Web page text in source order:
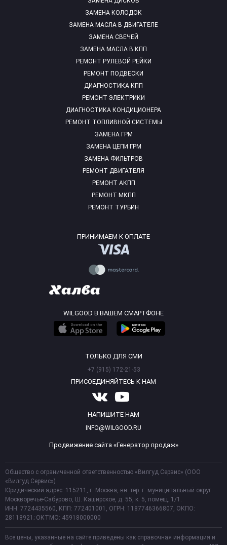
ЗАМЕНА КОЛОДОК
ЗАМЕНА МАСЛА В ДВИГАТЕЛЕ
ЗАМЕНА СВЕЧЕЙ
ЗАМЕНА МАСЛА В КПП
РЕМОНТ РУЛЕВОЙ РЕЙКИ
РЕМОНТ ПОДВЕСКИ
ДИАГНОСТИКА КПП
РЕМОНТ ЭЛЕКТРИКИ
ДИАГНОСТИКА КОНДИЦИОНЕРА
РЕМОНТ ТОПЛИВНОЙ СИСТЕМЫ
ЗАМЕНА ГРМ
ЗАМЕНА ЦЕПИ ГРМ
ЗАМЕНА ФИЛЬТРОВ
РЕМОНТ ДВИГАТЕЛЯ
РЕМОНТ АКПП
РЕМОНТ МКПП
РЕМОНТ ТУРБИН
ПРИНИМАЕМ К ОПЛАТЕ
WILGOOD В ВАШЕМ СМАРТФОНЕ
ТОЛЬКО ДЛЯ СМИ
+7 (915) 172-21-53
ПРИСОЕДИНЯЙТЕСЬ К НАМ
НАПИШИТЕ НАМ
INFO@WILGOOD.RU
Продвижение сайта «Генератор продаж»
Общество с ограниченной ответственностью «Вилгуд Сервис» (ООО
«Вилгуд Сервис»)
Юридический адрес: 115211, г. Москва, вн. тер. г. муниципальный округ
Москворечье-Сабурово, Ш. Каширское, д. 55, к. 5, помещ. 1/1.
ИНН: 7724435560, КПП: 772401001, ОГРН: 1187746366807, ОКПО:
28118921; ОКТМО: 45918000000
Все цены, указанные на сайте приведены как справочная информация и